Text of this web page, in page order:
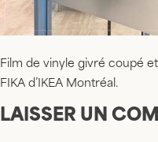
Film de vinyle givré coupé
FIKA d’IKEA Montréal.
LAISSER UN